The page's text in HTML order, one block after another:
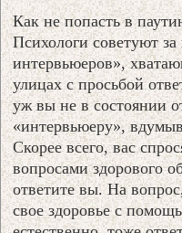
Как не попасть в
Психологи советуют за
интервьюеров»,
улицах с просьбой
уж вы не в состоянии
«интервьюеру»,
Cкорее всего, вас
вопросами здорового
ответите вы. На
свое здоровье с